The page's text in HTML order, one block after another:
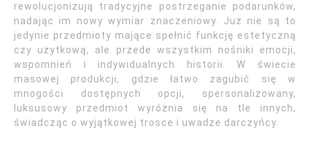
rewolucjonizują tradycyjne postrzeganie podarunków,
nadając im nowy wymiar znaczeniowy. Już nie są to
jedynie przedmioty mające spełnić funkcję estetyczną
czy użytkową, ale przede wszystkim nośniki emocji,
wspomnień i indywidualnych historii. W świecie
masowej produkcji, gdzie łatwo zagubić się w
mnogości dostępnych opcji, spersonalizowany,
luksusowy przedmiot wyróżnia się na tle innych,
świadcząc o wyjątkowej trosce i uwadze darczyńcy.